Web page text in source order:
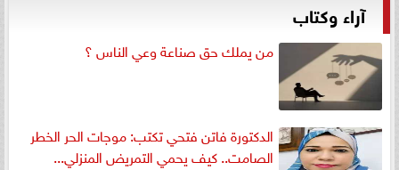
آراء وكتاب
من يملك حق صناعة وعي الناس ؟
الدكتورة فاتن فتحي تكتب: موجات الحر الخطر
الصامت.. كيف يحمي التمريض المنزلي...